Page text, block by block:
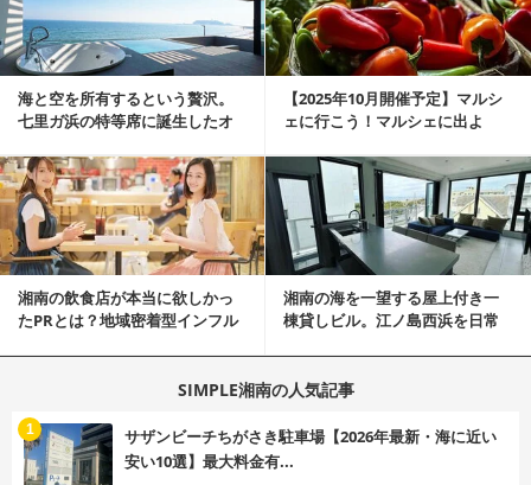
海と空を所有するという贅沢。
七里ガ浜の特等席に誕生したオ
【2025年10月開催予定】マルシ
ェに行こう！マルシェに出よ
湘南の飲食店が本当に欲しかっ
たPRとは？地域密着型インフル
湘南の海を一望する屋上付き一
棟貸しビル。江ノ島西浜を日常
記事を読む
SIMPLE湘南の人気記事
サザンビーチちがさき駐車場【2026年最新・海に近い
安い10選】最大料金有...
1